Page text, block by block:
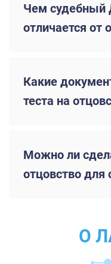
Чем судебный
отличается от
Какие
теста на
Можно ли
отцовство для
О